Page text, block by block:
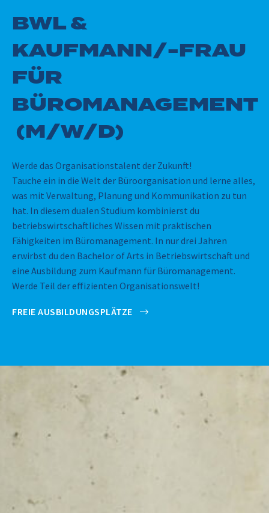
BWL &
KAUFMANN/-FRAU
FÜR
BÜROMANAGEMENT
(M/W/D)
Werde das Organisationstalent der Zukunft!
Tauche ein in die Welt der Büroorganisation und lerne alles,
was mit Verwaltung, Planung und Kommunikation zu tun
hat. In diesem dualen Studium kombinierst du
betriebswirtschaftliches Wissen mit praktischen
Fähigkeiten im Büromanagement. In nur drei Jahren
erwirbst du den Bachelor of Arts in Betriebswirtschaft und
eine Ausbildung zum Kaufmann für Büromanagement.
Werde Teil der effizienten Organisationswelt!
FREIE AUSBILDUNGSPLÄTZE